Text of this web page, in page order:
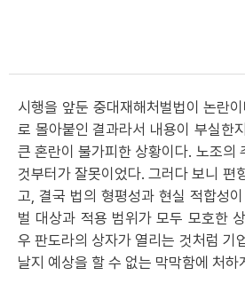
시행을 앞둔 중대재해처벌법이 논란
로 몰아붙인 결과라서 내용이 부실한
큰 혼란이 불가피한 상황이다. 노조의
것부터가 잘못이었다. 그러다 보니 편
고, 결국 법의 형평성과 현실 적합성
벌 대상과 적용 범위가 모두 모호한
우 판도라의 상자가 열리는 것처럼 기
날지 예상을 할 수 없는 막막함에 처하